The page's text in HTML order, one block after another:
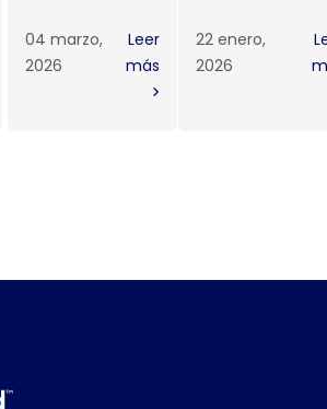
04 marzo,
2026
Leer
más
22 enero,
2026